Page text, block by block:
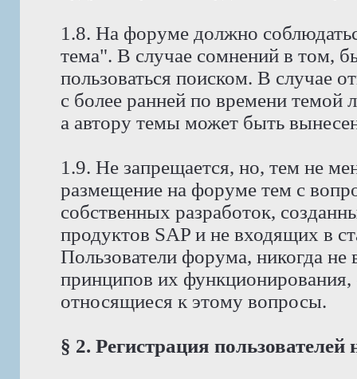
1.8. На форуме должно
тема". В случае сомнений в том,
пользоваться поиском. В случае
с более ранней по времени темой
а автору темы может быть
1.9. Не запрещается, но, тем не
размещение на форуме тем с
собственных разработок,
продуктов SAP и не входящих в
Пользователи форума, никогда
принципов их
относящиеся к этому вопросы.
§ 2. Регистрация пользователей